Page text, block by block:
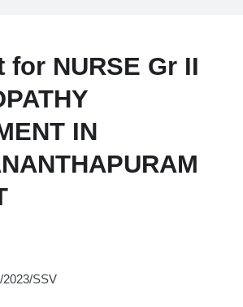
for NURSE Gr II
IN
2023/SSV